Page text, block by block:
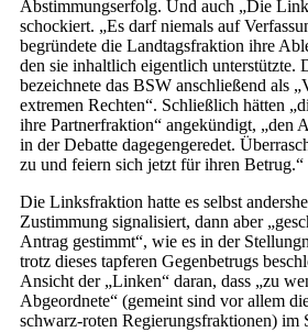
Abstimmungserfolg. Und auch „Die
schockiert. „Es darf niemals auf
begründete die Landtagsfraktion ihre
den sie inhaltlich eigentlich unterstützte.
bezeichnete das BSW anschließend als
extremen Rechten“. Schließlich hätten
ihre Partnerfraktion“ angekündigt, „den
in der Debatte dagegengeredet.
zu und feiern sich jetzt für ihren Betrug.“
Die Linksfraktion hatte es selbst
Zustimmung signalisiert, dann aber
Antrag gestimmt“, wie es in der
trotz dieses tapferen Gegenbetrugs
Ansicht der „Linken“ daran, dass „zu
Abgeordnete“ (gemeint sind vor allem
schwarz-roten Regierungsfraktionen) im